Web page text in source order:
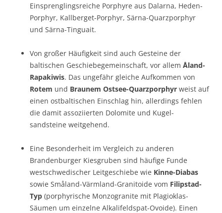
Einsprenglingsreiche Porphyre aus Dalarna, Heden-
Porphyr, Kallberget-Porphyr, Särna-Quarzporphyr
und Särna-Tinguait.
Von großer Häufigkeit sind auch Gesteine der
baltischen Geschiebegemeinschaft, vor allem Åland-
Rapakiwis. Das ungefähr gleiche Aufkommen von
Rotem und Braunem Ostsee-Quarzporphyr weist auf
einen ostbaltischen Einschlag hin, allerdings fehlen
die damit assoziierten Dolomite und Kugel-
sandsteine weitgehend.
Eine Besonderheit im Vergleich zu anderen
Brandenburger Kiesgruben sind häufige Funde
westschwedischer Leitgeschiebe wie Kinne-Diabas
sowie Småland-Värmland-Granitoide vom Filipstad-
Typ (porphyrische Monzogranite mit Plagioklas-
Säumen um einzelne Alkalifeldspat-Ovoide). Einen